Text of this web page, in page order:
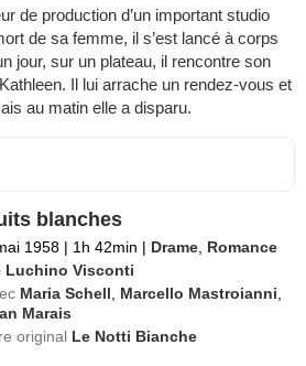
de production d’un important studio
de sa femme, il s’est lancé à corps
jour, sur un plateau, il rencontre son
Il lui arrache un rendez-vous et
au matin elle a disparu.
blanches
1958 | 1h 42min | Drame Romance
Luchino Visconti
Maria Schell Marcello Mastroianni
Marais
original Le Notti Bianche